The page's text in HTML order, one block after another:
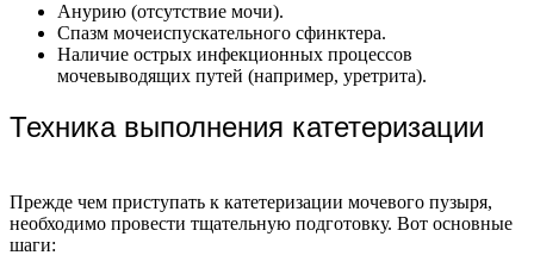
Анурию (отсутствие мочи).
Спазм мочеиспускательного сфинктера.
Наличие острых инфекционных процессов
мочевыводящих путей (например, уретрита).
Техника выполнения катетеризации
Прежде чем приступать к катетеризации мочевого пузыря,
необходимо провести тщательную подготовку. Вот основные
шаги: